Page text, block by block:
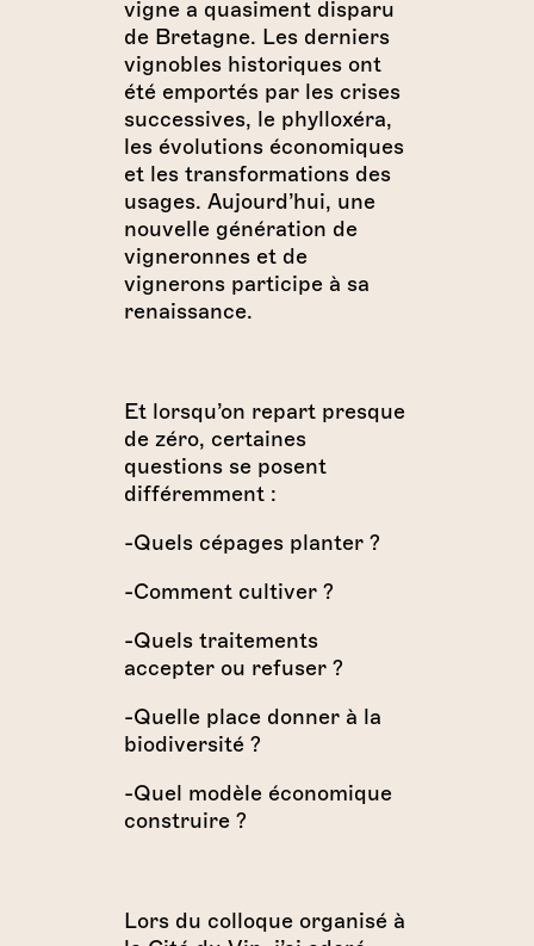
vigne a quasiment disparu
de Bretagne. Les derniers
vignobles historiques ont
été emportés par les crises
successives, le phylloxéra,
les évolutions économiques
et les transformations des
usages. Aujourd’hui, une
nouvelle génération de
vigneronnes et de
vignerons participe à sa
renaissance.
Et lorsqu’on repart presque
de zéro, certaines
questions se posent
différemment :
-Quels cépages planter ?
-Comment cultiver ?
-Quels traitements
accepter ou refuser ?
-Quelle place donner à la
biodiversité ?
-Quel modèle économique
construire ?
Lors du colloque organisé à